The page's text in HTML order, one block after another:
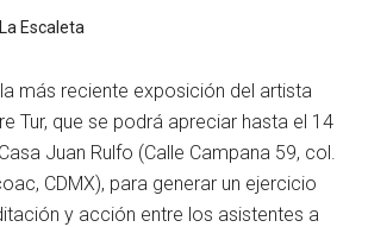
La Escaleta
más reciente exposición del artista
Tur, que se podrá apreciar hasta el 14
Juan Rulfo (Calle Campana 59, col.
CDMX), para generar un ejercicio
y acción entre los asistentes a